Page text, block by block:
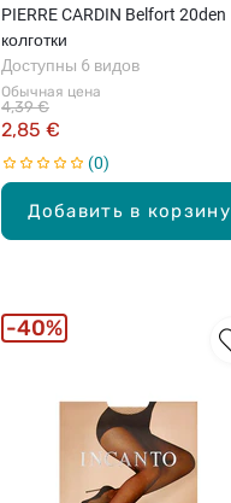
Добавить в корзину
PIERRE CARDIN Belfort 20den
колготки
Обычная цена
2,85 €
4,39 €
Доступны 6 видов
0
40%